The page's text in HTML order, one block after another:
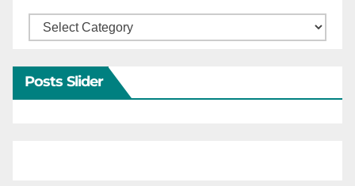
Categories
Posts Slider